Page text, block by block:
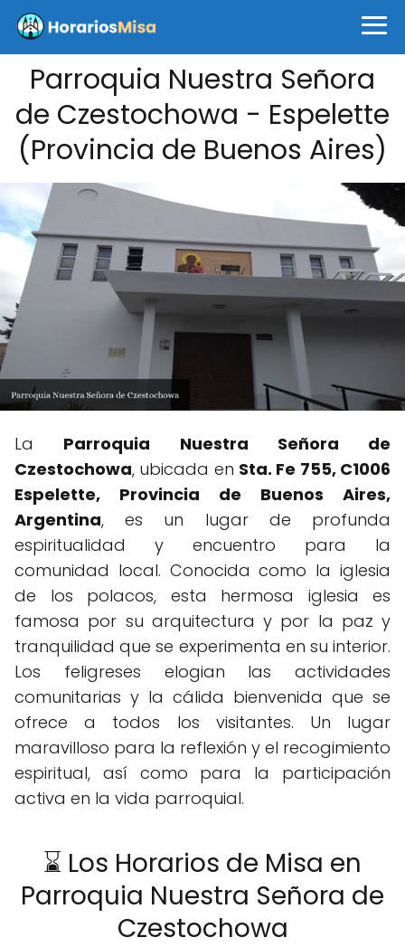
Parroquia Nuestra Señora
de Czestochowa - Espelette
(Provincia de Buenos Aires)
La Parroquia Nuestra Señora de
Czestochowa, ubicada en Sta. Fe 755, C1006
Espelette, Provincia de Buenos Aires,
Argentina, es un lugar de profunda
espiritualidad y encuentro para la
comunidad local. Conocida como la iglesia
de los polacos, esta hermosa iglesia es
famosa por su arquitectura y por la paz y
tranquilidad que se experimenta en su interior.
Los feligreses elogian las actividades
comunitarias y la cálida bienvenida que se
ofrece a todos los visitantes. Un lugar
maravilloso para la reflexión y el recogimiento
espiritual, así como para la participación
activa en la vida parroquial.
⌛ Los Horarios de Misa en
Parroquia Nuestra Señora de
Czestochowa